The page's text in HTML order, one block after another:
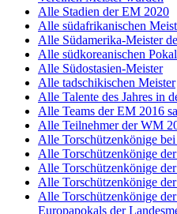
Alle Stadien der EM 2020
Alle südafrikanischen
Alle Südamerika-Meister
Alle südkoreanischen
Alle Südostasien-Meister
Alle tadschikischen Meister
Alle Talente des Jahres in
Alle Teams der EM 2016
Alle Teilnehmer der WM
Alle Torschützenkönige
Alle Torschützenkönige
Alle Torschützenkönige
Alle Torschützenkönige
Alle Torschützenkönige
Europapokals der